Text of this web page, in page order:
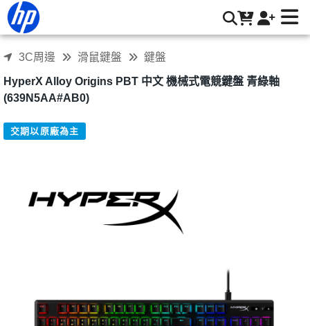
HyperX Alloy Origins PBT 中文 機械式電競鍵盤 青綠軸
(639N5AA#AB0) | HP® 惠普台灣原廠購物網
3C周邊 滑鼠鍵盤 鍵盤
HyperX Alloy Origins PBT 中文 機械式電競鍵盤 青綠軸
(639N5AA#AB0)
交期以原廠為主